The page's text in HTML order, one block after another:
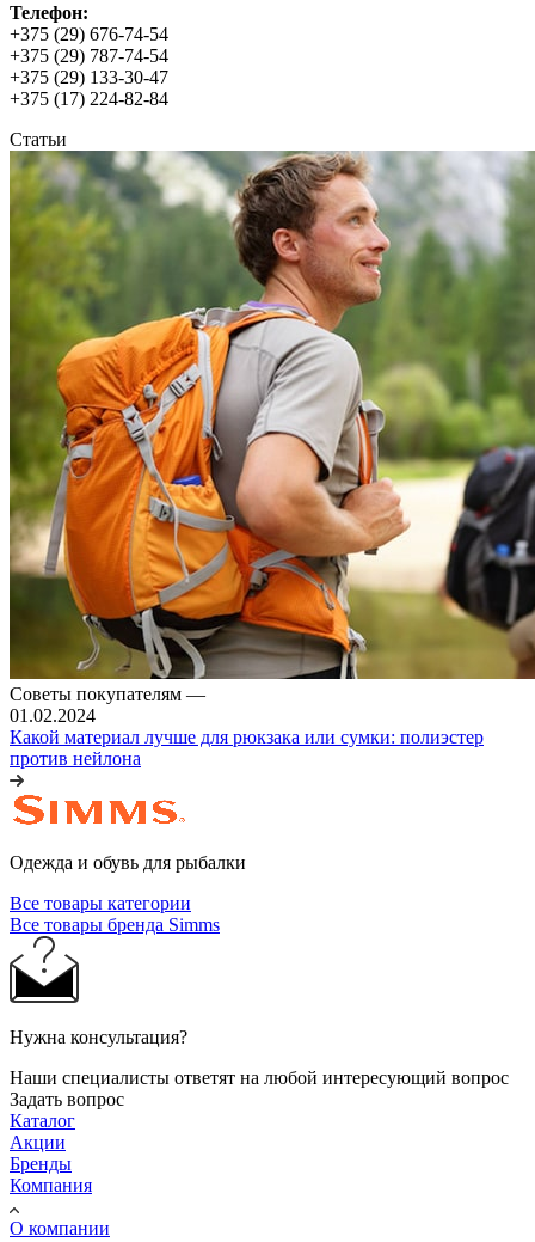
Телефон:
+375 (29) 676-74-54
+375 (29) 787-74-54
+375 (29) 133-30-47
+375 (17) 224-82-84
Статьи
Советы покупателям —
01.02.2024
Какой материал лучше для рюкзака или сумки: полиэстер
против нейлона
Одежда и обувь для рыбалки
Все товары категории
Все товары бренда Simms
Нужна консультация?
Наши специалисты ответят на любой интересующий вопрос
Задать вопрос
Каталог
Акции
Бренды
Компания
О компании